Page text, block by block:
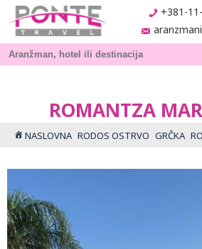
+381-
ROMANTZA
NASLOVNA RODOS OSTRVO GRČKA